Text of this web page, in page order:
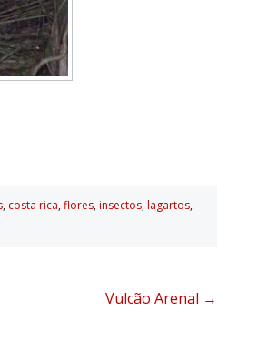
, costa rica, flores, insectos, lagartos,
Vulcão Arenal →